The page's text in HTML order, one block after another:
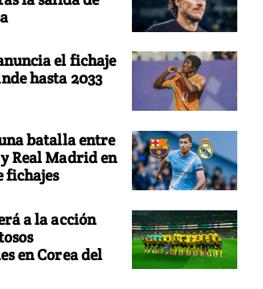
el fichaje
hasta 2033
batalla entre
Real Madrid en
fichajes
a la acción
en Corea del